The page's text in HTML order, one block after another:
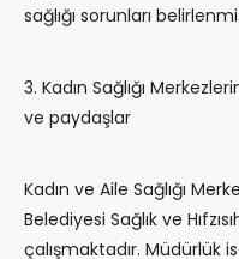
sağlığı sorunları
3. Kadın Sağlığı
ve paydaşlar
Kadın ve Aile Sağlığı
Belediyesi Sağlık ve
çalışmaktadır. Müdürlük